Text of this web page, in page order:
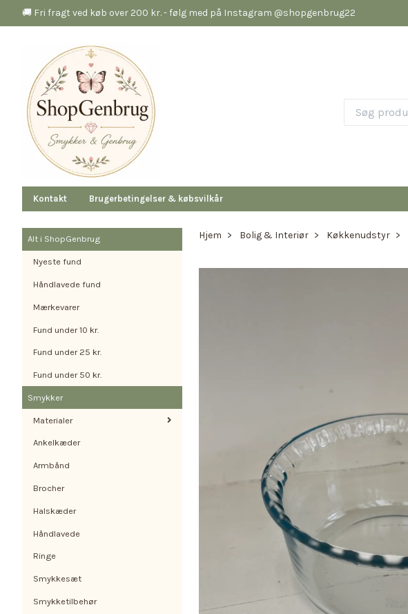
🚚 Fri fragt ved køb over 200 kr. - følg med på Instagram @shopgenbrug22
Kontakt Brugerbetingelser & købsvilkår
Alt i ShopGenbrug
Nyeste fund
Håndlavede fund
Mærkevarer
Fund under 10 kr.
Fund under 25 kr.
Fund under 50 kr.
Smykker
Materialer
Ankelkæder
Armbånd
Brocher
Halskæder
Håndlavede
Ringe
Smykkesæt
Smykketilbehør
Hjem Bolig & Interiør Køkkenudstyr